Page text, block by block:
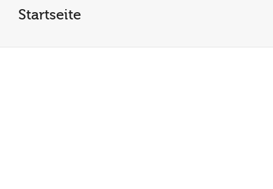
Startseite